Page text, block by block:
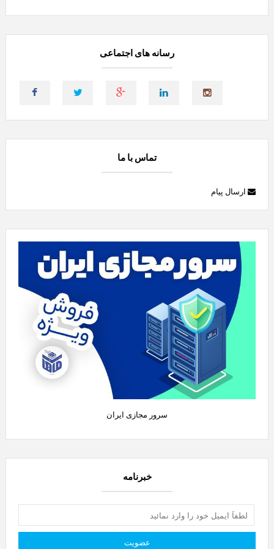
رسانه های اجتماعی
تماس با ما
ارسال پیام
سرور مجازی ایران
خبرنامه